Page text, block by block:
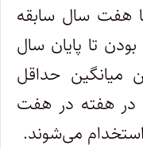
هفت سال سابقه
تا پایان سال
داشتن میانگین حداقل
هفته در هفت
می‌شوند.